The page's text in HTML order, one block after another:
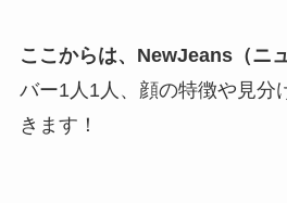
ここからは、 NewJeans（ニ
バー1人1人、顔の特徴や見分
きます！